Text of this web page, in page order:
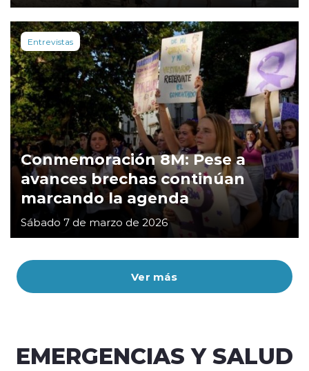
Ver más
Entrevistas
Conmemoración 8M: Pese a
avances brechas continúan
marcando la agenda
Sábado 7 de marzo de 2026
EMERGENCIAS Y SALUD